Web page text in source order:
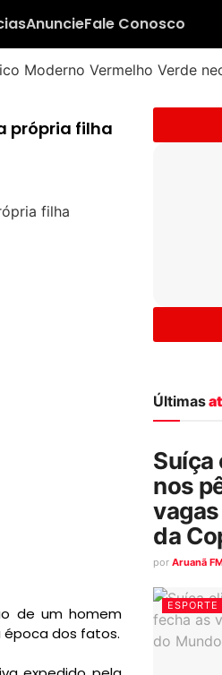
AnuncieFale Conosco
própria filha
de um homem
época dos fatos.
Últimas
Suíça
nos
da
por Aruanã
ESPORTE